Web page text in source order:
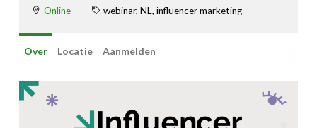
Online
webinar, NL, influencer marketing
Over Locatie Aanmelden